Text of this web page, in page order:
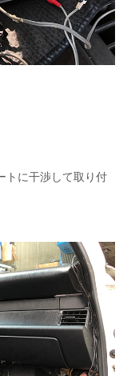
トに干渉して取り付